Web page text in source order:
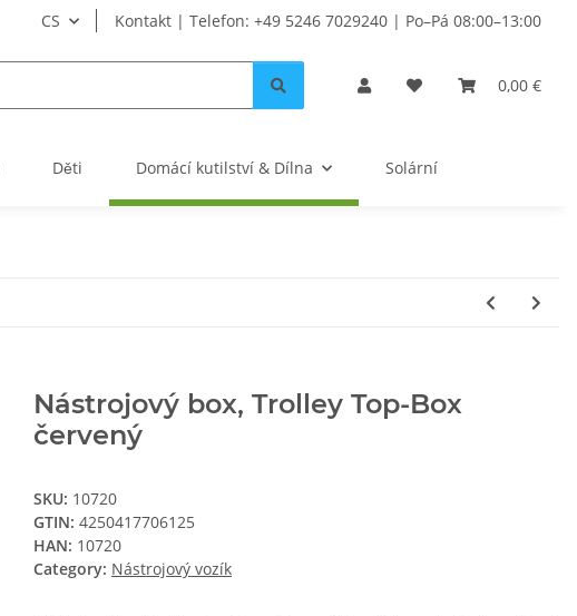
CS Kontakt | Telefon: +49 5246 7029240 | Po–Pá 08:00–13:00
0,00 €
Děti Domácí kutilství & Dílna Solární
Nástrojový box, Trolley Top-Box
červený
SKU: 10720
GTIN: 4250417706125
HAN: 10720
Category: Nástrojový vozík